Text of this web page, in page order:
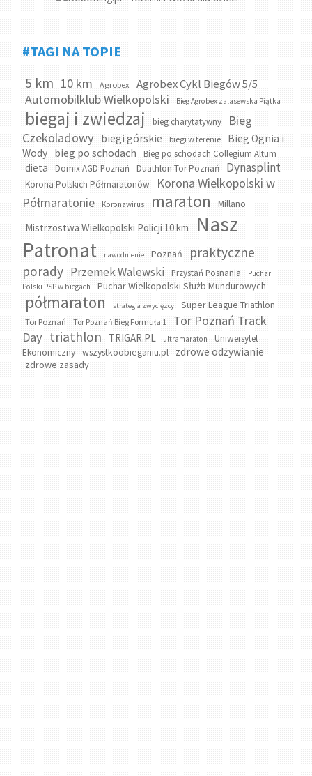
#TAGI NA TOPIE
5 km 10 km Agrobex Agrobex Cykl Biegów 5/5
Automobilklub Wielkopolski Bieg Agrobex zalasewska Piątka
biegaj i zwiedzaj bieg charytatywny
Bieg
Czekoladowy
biegi górskie biegi w terenie
Bieg Ognia i
Wody bieg po schodach Bieg po schodach Collegium Altum
dieta Domix AGD Poznań Duathlon Tor Poznań Dynasplint
Korona Polskich Półmaratonów
Korona Wielkopolski w
Półmaratonie
Koronawirus maraton Millano
Mistrzostwa Wielkopolski Policji 10 km
Nasz
Patronat
nawodnienie Poznań
praktyczne
porady Przemek Walewski Przystań Posnania
Puchar
Polski PSP w biegach
Puchar Wielkopolski Służb Mundurowych
półmaraton strategia zwycięzcy Super League Triathlon
Tor Poznań Tor Poznań Bieg Formuła 1
Tor Poznań Track
Day triathlon TRIGAR.PL ultramaraton
Uniwersytet
Ekonomiczny
wszystkoobieganiu.pl zdrowe odżywianie
zdrowe zasady